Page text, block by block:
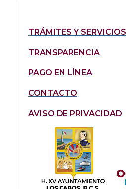
TRÁMITES Y SERVICIOS
TRANSPARENCIA
PAGO EN LÍNEA
CONTACTO
AVISO DE PRIVACIDAD